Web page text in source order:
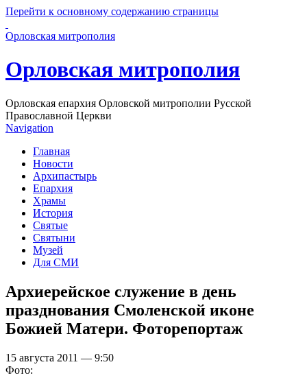
Перейти к основному содержанию страницы
Орловская митрополия
Орловская митрополия
Орловская епархия Орловской митрополии Русской
Православной Церкви
Navigation
Главная
Новости
Архипастырь
Епархия
Храмы
История
Святые
Святыни
Музей
Для СМИ
Архиерейское служение в день
празднования Смоленской иконе
Божией Матери. Фоторепортаж
15 августа 2011 — 9:50
Фото: